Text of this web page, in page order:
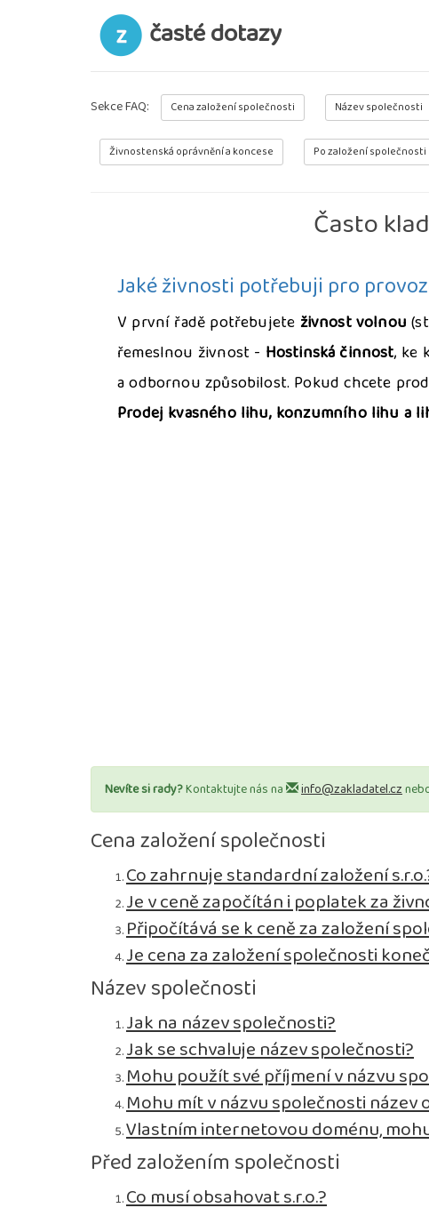
časté dotazy
Sekce FAQ: Cena založení společnosti Název společnosti
Živnostenská oprávnění a koncese Po založení společnosti
Často
Jaké živnosti potřebuji pro
V první řadě potřebujete živnost volnou
řemeslnou živnost - Hostinská činnost, ke
a odbornou způsobilost. Pokud chcete
Prodej kvasného lihu, konzumního lihu a
Nevíte si rady?Kontaktujte nás na info@zakladatel.cz
Cena založení společnosti
Co zahrnuje standardní založení
Je v ceně započítán i poplatek za
Připočítává se k ceně za založení
Je cena za založení společnosti
Název společnosti
Jak na název společnosti?
Jak se schvaluje název společnosti?
Mohu použít své příjmení v názvu
Mohu mít v názvu společnosti název
Vlastním internetovou doménu,
Před založením společnosti
Co musí obsahovat s.r.o.?